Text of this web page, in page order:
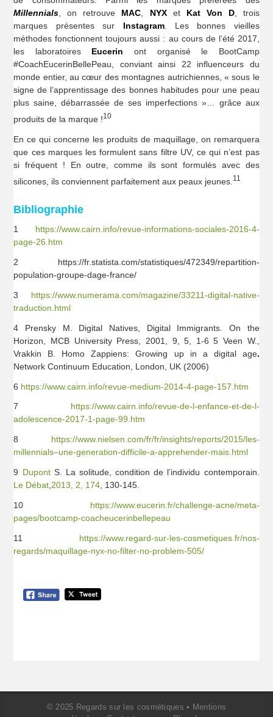
Millennials, on retrouve MAC, NYXet Kat Von D, trois
marques présentes sur Instagram. Les bonnes vieilles
méthodes fonctionnent toujours aussi : au cours de l’été 2017,
les laboratoires Eucerin ont organisé le BootCamp
#CoachEucerinBellePeau, conviant ainsi 22 influenceurs du
monde entier, au cœur des montagnes autrichiennes, « sous le
signe de l’apprentissage des bonnes habitudes pour une peau
plus saine, débarrassée de ses imperfections »… grâce aux
produits de la marque !10
En ce qui concerne les produits de maquillage, on remarquera
que ces marques les formulent sans filtre UV, ce qui n’est pas
si fréquent ! En outre, comme ils sont formulés avec des
silicones, ils conviennent parfaitement aux peaux jeunes. 11
Bibliographie
1 https://www.cairn.info/revue-informations-sociales-2016-4-
page-26.htm
2 https://fr.statista.com/statistiques/472349/repartition-
population-groupe-dage-france/
3 https://www.numerama.com/magazine/33211-digital-native-
traduction.html
4 Prensky M. Digital Natives, Digital Immigrants. On the
Horizon, MCB University Press, 2001, 9, 5, 1-6 5 Veen W.,
Vrakkin B. Homo Zappiens: Growing up in a digital age.
Network Continuum Education, London, UK (2006)
6 https://www.cairn.info/revue-medium-2014-4-page-157.htm
7 https://www.cairn.info/revue-de-l-enfance-et-de-l-
adolescence-2017-1-page-99.htm
8 https://www.nielsen.com/fr/fr/insights/reports/2015/les-
millennials–une-generation-difficile-a-apprehender-mais.html
9 DupontS. La solitude, condition de l’individu contemporain.
Le Débat,2013, 2, 174, 130-145.
10 https://www.eucerin.fr/challenge-acne/meta-
pages/bootcamp-coacheucerinbellepeau
11 https://www.regard-sur-les-cosmetiques.fr/nos-
regards/maquillage-nyx-no-filter-no-problem-505/
© 2025 Regards sur les cosmétiques • Mentions